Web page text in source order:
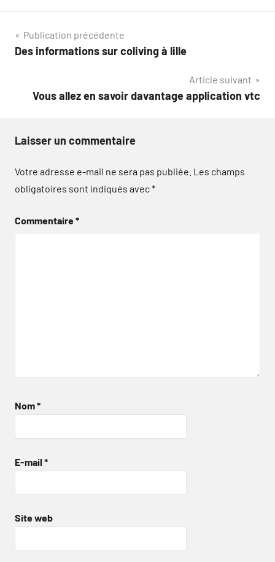
Navigation
de
Publication précédente
Des informations sur coliving à lille
Article suivant
Vous allez en savoir davantage application vtc
Laisser un commentaire
Votre adresse e-mail ne sera pas publiée. Les champs
obligatoires sont indiqués avec*
Commentaire*
Nom*
E-mail *
Site web